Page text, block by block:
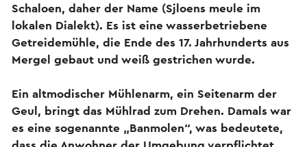
Schaloen, daher der Name (Sjloens meule im
lokalen Dialekt). Es ist eine wasserbetriebene
Getreidemühle, die Ende des 17. Jahrhunderts aus
Mergel gebaut und weiß gestrichen wurde.
Ein altmodischer Mühlenarm, ein Seitenarm der
Geul, bringt das Mühlrad zum Drehen. Damals war
es eine sogenannte „Banmolen“, was bedeutete,